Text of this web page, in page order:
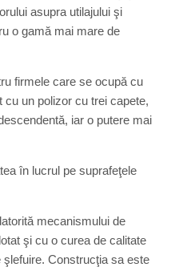
asupra utilajului şi
o gamă mai mare de
firmele care se ocupă cu
cu un polizor cu trei capete,
iar o putere mai
în lucrul pe suprafeţele
mecanismului de
şi cu o curea de calitate
şlefuire. Construcţia sa este